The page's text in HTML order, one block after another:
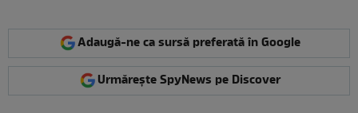
Adaugă-ne ca sursă preferată în Google
Urmărește SpyNews pe Discover